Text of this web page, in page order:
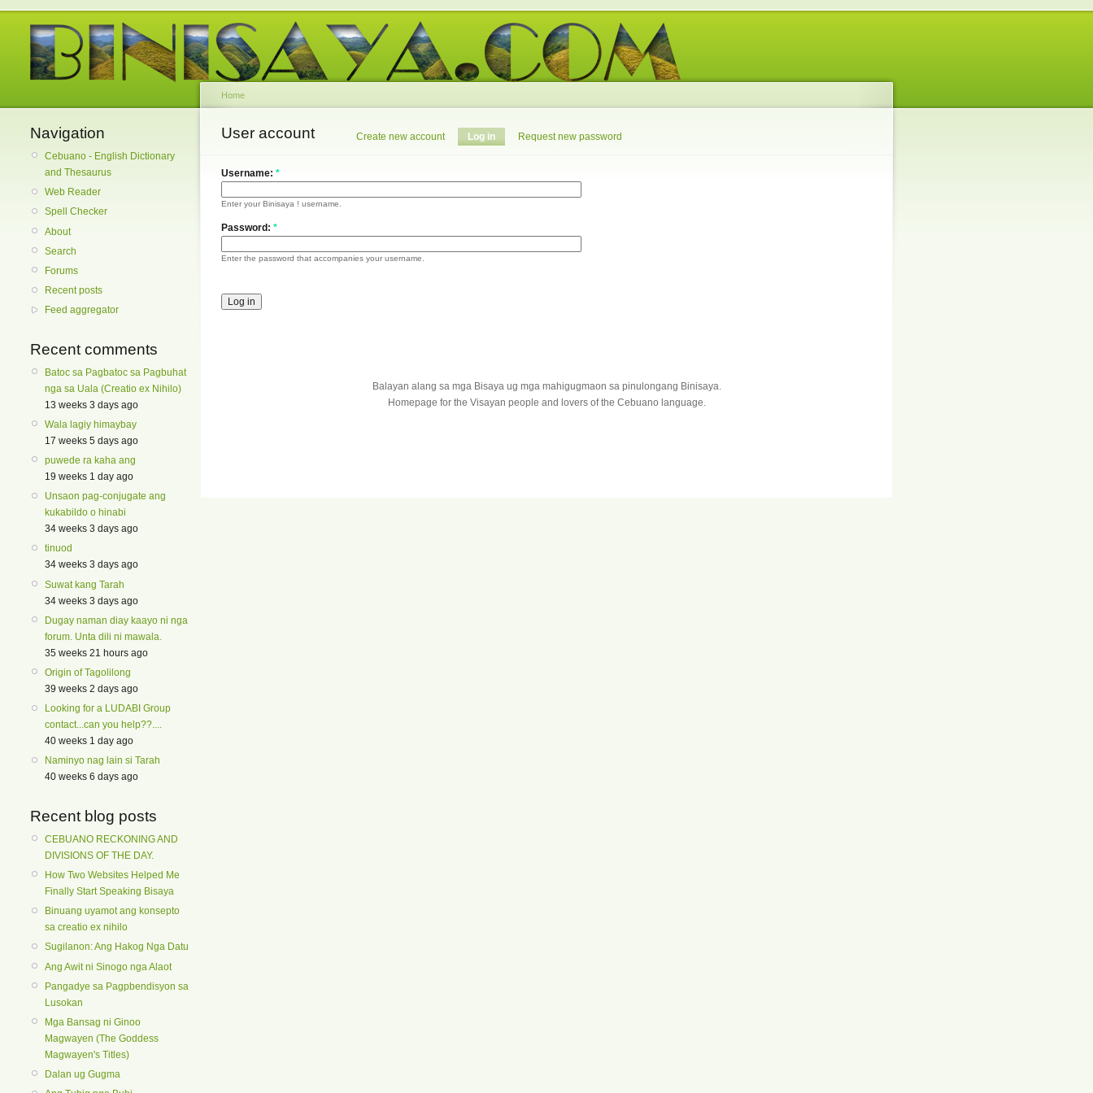
Navigation
Cebuano - English Dictionary
and Thesaurus
Web Reader
Spell Checker
About
Search
Forums
Recent posts
Feed aggregator
Recent comments
Batoc sa Pagbatoc sa Pagbuhat
nga sa Uala (Creatio ex Nihilo)
13 weeks 3 days ago
Wala lagiy himaybay
17 weeks 5 days ago
puwede ra kaha ang
19 weeks 1 day ago
Unsaon pag-conjugate ang
kukabildo o hinabi
34 weeks 3 days ago
tinuod
34 weeks 3 days ago
Suwat kang Tarah
34 weeks 3 days ago
Dugay naman diay kaayo ni nga
forum. Unta dili ni mawala.
35 weeks 21 hours ago
Origin of Tagolilong
39 weeks 2 days ago
Looking for a LUDABI Group
contact...can you help??....
40 weeks 1 day ago
Naminyo nag lain si Tarah
40 weeks 6 days ago
Recent blog posts
CEBUANO RECKONING AND
DIVISIONS OF THE DAY.
How Two Websites Helped Me
Finally Start Speaking Bisaya
Binuang uyamot ang konsepto
sa creatio ex nihilo
Sugilanon: Ang Hakog Nga Datu
Ang Awit ni Sinogo nga Alaot
Pangadye sa Pagpbendisyon sa
Lusokan
Mga Bansag ni Ginoo
Magwayen (The Goddess
Magwayen's Titles)
Dalan ug Gugma
Home
User account Create new account Log in Request new password
Username: *
Enter your Binisaya ! username.
Password: *
Enter the password that accompanies your username.
Balayan alang sa mga Bisaya ug mga mahigugmaon sa pinulongang Binisaya.
Homepage for the Visayan people and lovers of the Cebuano language.